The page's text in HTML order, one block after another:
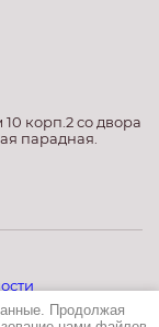
корп.2 со двора
парадная.
Продолжая